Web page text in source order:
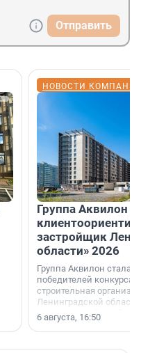
Отправить
НОВОСТИ
Группа Аквилон
застройщик
области» 2026
Группа Аквилон стала
победителей конкурса
строительная
Ленинградской области
номинации «Самый
застройщик
области».
6 августа, 16:50